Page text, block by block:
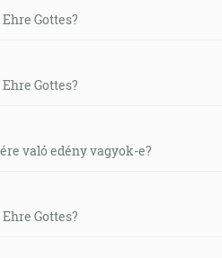
Gottes?
Gottes?
való edény vagyok-e?
Gottes?